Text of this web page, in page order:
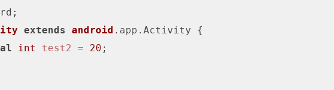
extends android .app.Activity {
int test2 = 20 ;